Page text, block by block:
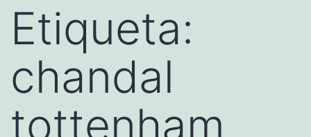
Etiqueta:
chandal
tottenham